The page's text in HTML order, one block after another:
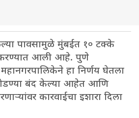
पावसामुळे मुंबईत १० टक्के
करण्यात आली आहे. पुणे
हा निर्णय घेतला
बंद केल्या आहेत आणि
कारवाईचा इशारा दिला